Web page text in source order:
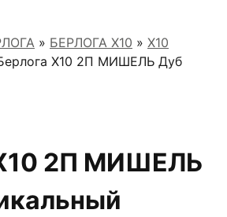
» БЕРЛОГА Х10 » X10
Х10 2П МИШЕЛЬ Дуб
2П МИШЕЛЬ